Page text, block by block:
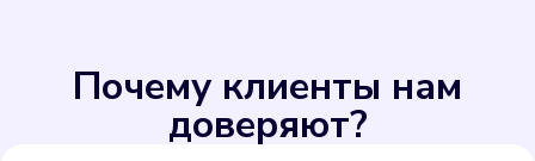
Почему клиенты нам
доверяют?